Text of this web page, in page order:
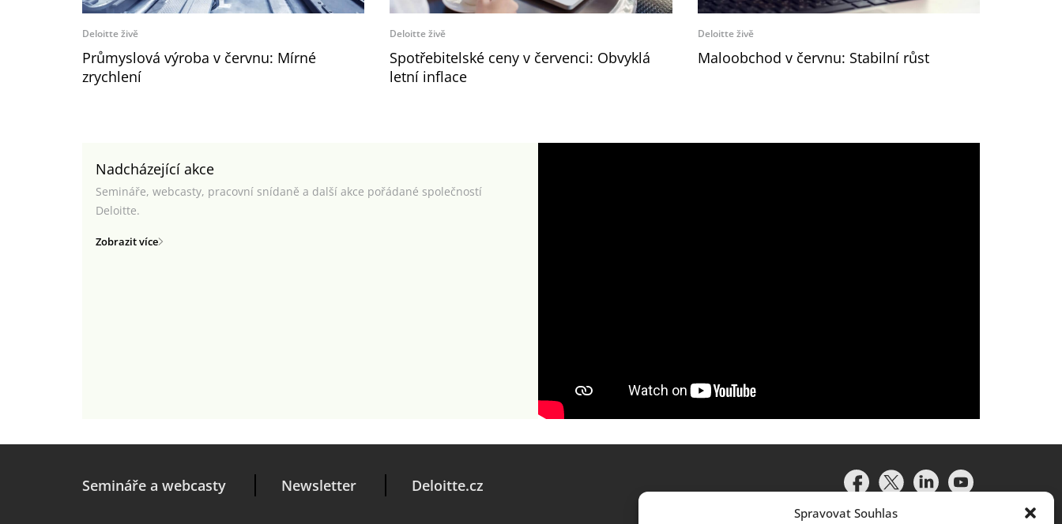
Spravovat Souhlas
Deloitte živě
Průmyslová výroba v červnu: Mírné
zrychlení
Deloitte živě
Spotřebitelské ceny v červenci: Obvyklá
letní inflace
Deloitte živě
Maloobchod v červnu: Stabilní růst
Nadcházející akce
Semináře, webcasty, pracovní snídaně a další akce pořádané společností
Deloitte.
Zobrazit více
Semináře a webcasty Newsletter Deloitte.cz